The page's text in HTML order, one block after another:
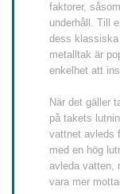
faktorer,
underhåll. Till
dess klassiska
metalltak är
enkelhet att
När det gäller
på takets
vattnet avleds
med en hög
avleda vatten,
vara mer